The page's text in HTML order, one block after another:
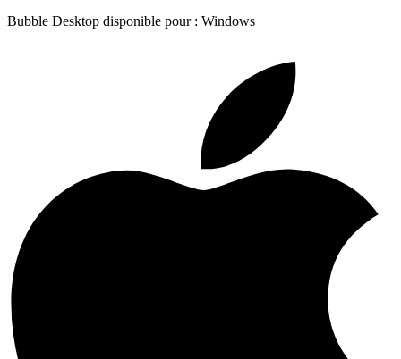
Bubble Desktop disponible pour : Windows